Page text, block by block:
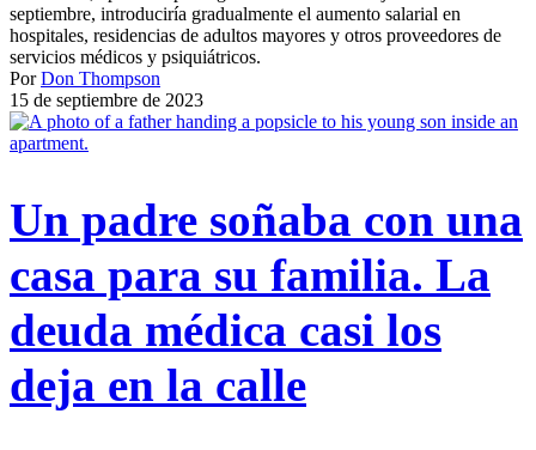
septiembre, introduciría gradualmente el aumento salarial en
hospitales, residencias de adultos mayores y otros proveedores de
servicios médicos y psiquiátricos.
PorDon Thompson
15 de septiembre de 2023
Un padre soñaba con una
casa para su familia. La
deuda médica casi los
deja en la calle